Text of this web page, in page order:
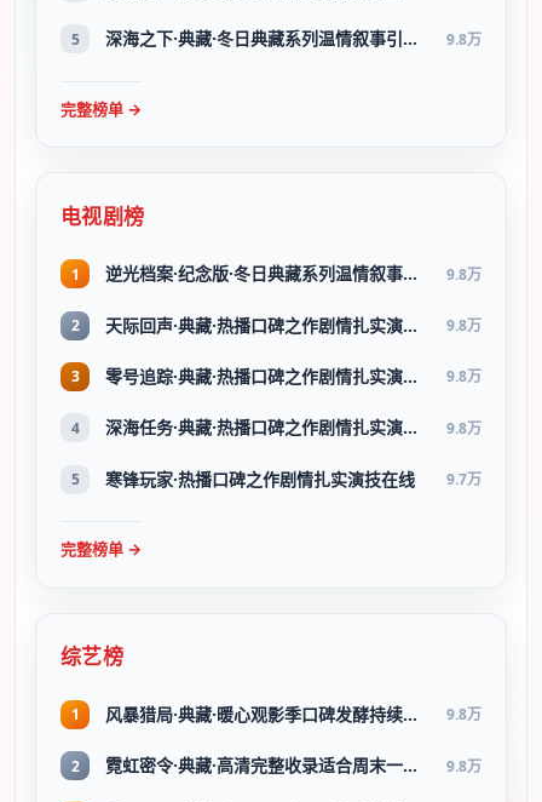
5 深海之下·典藏·冬日典藏系列温情叙事引人入胜 9.8万
完整榜单 →
电视剧榜
1 逆光档案·纪念版·冬日典藏系列温情叙事引人入胜 9.8万
2 天际回声·典藏·热播口碑之作剧情扎实演技在线 9.8万
3 零号追踪·典藏·热播口碑之作剧情扎实演技在线 9.8万
4 深海任务·典藏·热播口碑之作剧情扎实演技在线 9.8万
5 寒锋玩家·热播口碑之作剧情扎实演技在线 9.7万
完整榜单 →
综艺榜
1 风暴猎局·典藏·暖心观影季口碑发酵持续升温 9.8万
2 霓虹密令·典藏·高清完整收录适合周末一口气刷完 9.8万